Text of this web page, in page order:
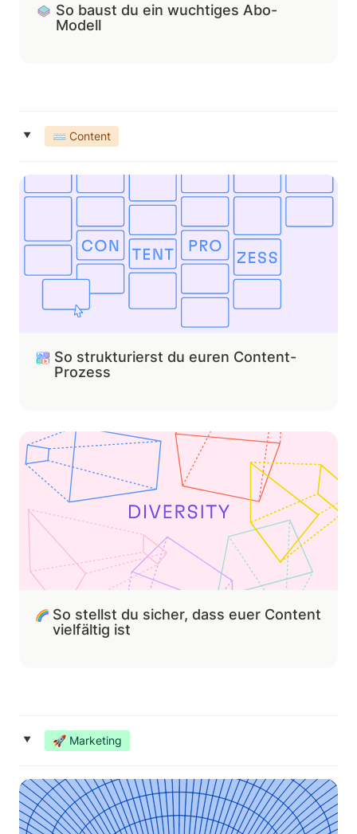
So baust du ein wuchtiges Abo-
Modell
‣ ⌨️ Content
So strukturierst du euren Content-Prozess
So strukturierst du euren Content-
Prozess
So stellst du sicher, dass euer Content vielfältig ist
So stellst du sicher, dass euer Content
vielfältig ist
‣ 🚀 Marketing
So baust du einen Funnel, der konvertiert